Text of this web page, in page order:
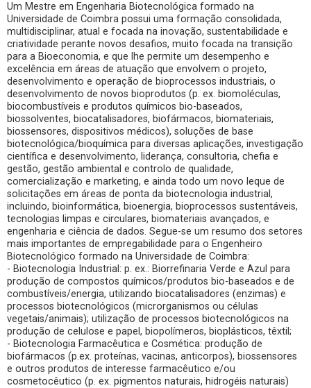
Um Mestre em Engenharia Biotecnológica formado na
Universidade de Coimbra possui uma formação consolidada,
multidisciplinar, atual e focada na inovação, sustentabilidade e
criatividade perante novos desafios, muito focada na transição
para a Bioeconomia, e que lhe permite um desempenho e
excelência em áreas de atuação que envolvem o projeto,
desenvolvimento e operação de bioprocessos industriais, o
desenvolvimento de novos bioprodutos (p. ex. biomoléculas,
biocombustíveis e produtos químicos bio-baseados,
biossolventes, biocatalisadores, biofármacos, biomateriais,
biossensores, dispositivos médicos), soluções de base
biotecnológica/bioquímica para diversas aplicações, investigação
científica e desenvolvimento, liderança, consultoria, chefia e
gestão, gestão ambiental e controlo de qualidade,
comercialização e marketing, e ainda todo um novo leque de
solicitações em áreas de ponta da biotecnologia industrial,
incluindo, bioinformática, bioenergia, bioprocessos sustentáveis,
tecnologias limpas e circulares, biomateriais avançados, e
engenharia e ciência de dados. Segue-se um resumo dos setores
mais importantes de empregabilidade para o Engenheiro
Biotecnológico formado na Universidade de Coimbra:
- Biotecnologia Industrial: p. ex.: Biorrefinaria Verde e Azul para
produção de compostos químicos/produtos bio-baseados e de
combustíveis/energia, utilizando biocatalisadores (enzimas) e
processos biotecnológicos (microrganismos ou células
vegetais/animais); utilização de processos biotecnológicos na
produção de celulose e papel, biopolímeros, bioplásticos, têxtil;
- Biotecnologia Farmacêutica e Cosmética: produção de
biofármacos (p.ex. proteínas, vacinas, anticorpos), biossensores
e outros produtos de interesse farmacêutico e/ou
cosmetocêutico (p. ex. pigmentos naturais, hidrogéis naturais)